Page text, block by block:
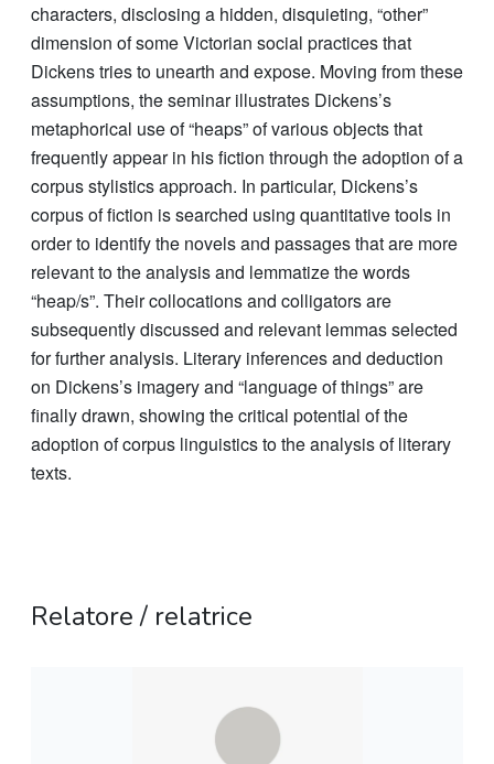
characters, disclosing a hidden, disquieting, “other”
dimension of some Victorian social practices that
Dickens tries to unearth and expose. Moving from these
assumptions, the seminar illustrates Dickens’s
metaphorical use of “heaps” of various objects that
frequently appear in his fiction through the adoption of a
corpus stylistics approach. In particular, Dickens’s
corpus of fiction is searched using quantitative tools in
order to identify the novels and passages that are more
relevant to the analysis and lemmatize the words
“heap/s”. Their collocations and colligators are
subsequently discussed and relevant lemmas selected
for further analysis. Literary inferences and deduction
on Dickens’s imagery and “language of things” are
finally drawn, showing the critical potential of the
adoption of corpus linguistics to the analysis of literary
texts.
Relatore / relatrice